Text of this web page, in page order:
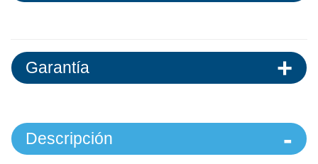
Garantía
Descripción